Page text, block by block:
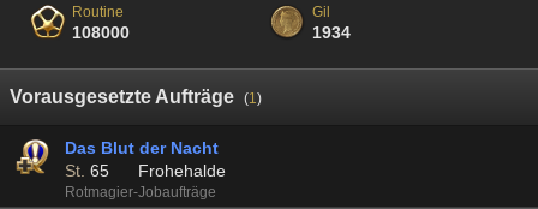
Routine
108000
Gil
1934
Vorausgesetzte Aufträge (1)
Das Blut der Nacht
St. 65 Frohehalde
Rotmagier-Jobaufträge